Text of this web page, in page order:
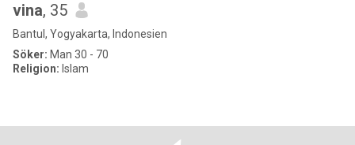
vina, 35
Bantul, Yogyakarta, Indonesien
Söker: Man 30 - 70
Religion: Islam